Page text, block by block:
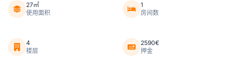
27㎡
使用面积
1
房间数
4
楼层
2590€
押金